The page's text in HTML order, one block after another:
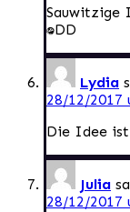
Sauwitzige
:DDD
Lydia
28/12/2017
Die Idee
Julia
28/12/2017